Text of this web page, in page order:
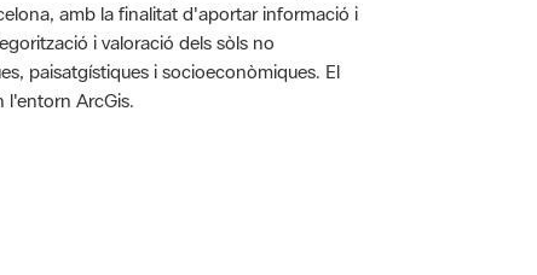
amb la finalitat d'aportar informació i
i valoració dels sòls no
paisatgístiques i socioeconòmiques. El
l'entorn ArcGis.